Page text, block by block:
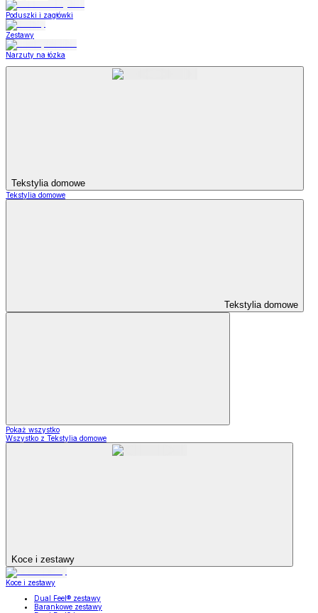
Poduszki i zagłówki
Zestawy
Narzuty na łózka
Tekstylia domowe
Tekstylia domowe
Tekstylia domowe
Pokaż wszystko
Wszystko z Tekstylia domowe
Koce i zestawy
Koce i zestawy
Dual Feel® zestawy
Barankowe zestawy